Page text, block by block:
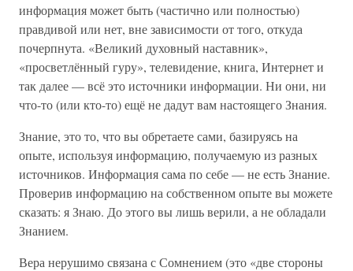
информация может быть (частично или полностью)
правдивой или нет, вне зависимости от того, откуда
почерпнута. «Великий духовный наставник»,
«просветлённый гуру», телевидение, книга, Интернет и
так далее — всё это источники информации. Ни они, ни
что-то (или кто-то) ещё не дадут вам настоящего Знания.
Знание, это то, что вы обретаете сами, базируясь на
опыте, используя информацию, получаемую из разных
источников. Информация сама по себе — не есть Знание.
Проверив информацию на собственном опыте вы можете
сказать: я Знаю. До этого вы лишь верили, а не обладали
Знанием.
Вера нерушимо связана с Сомнением (это «две стороны